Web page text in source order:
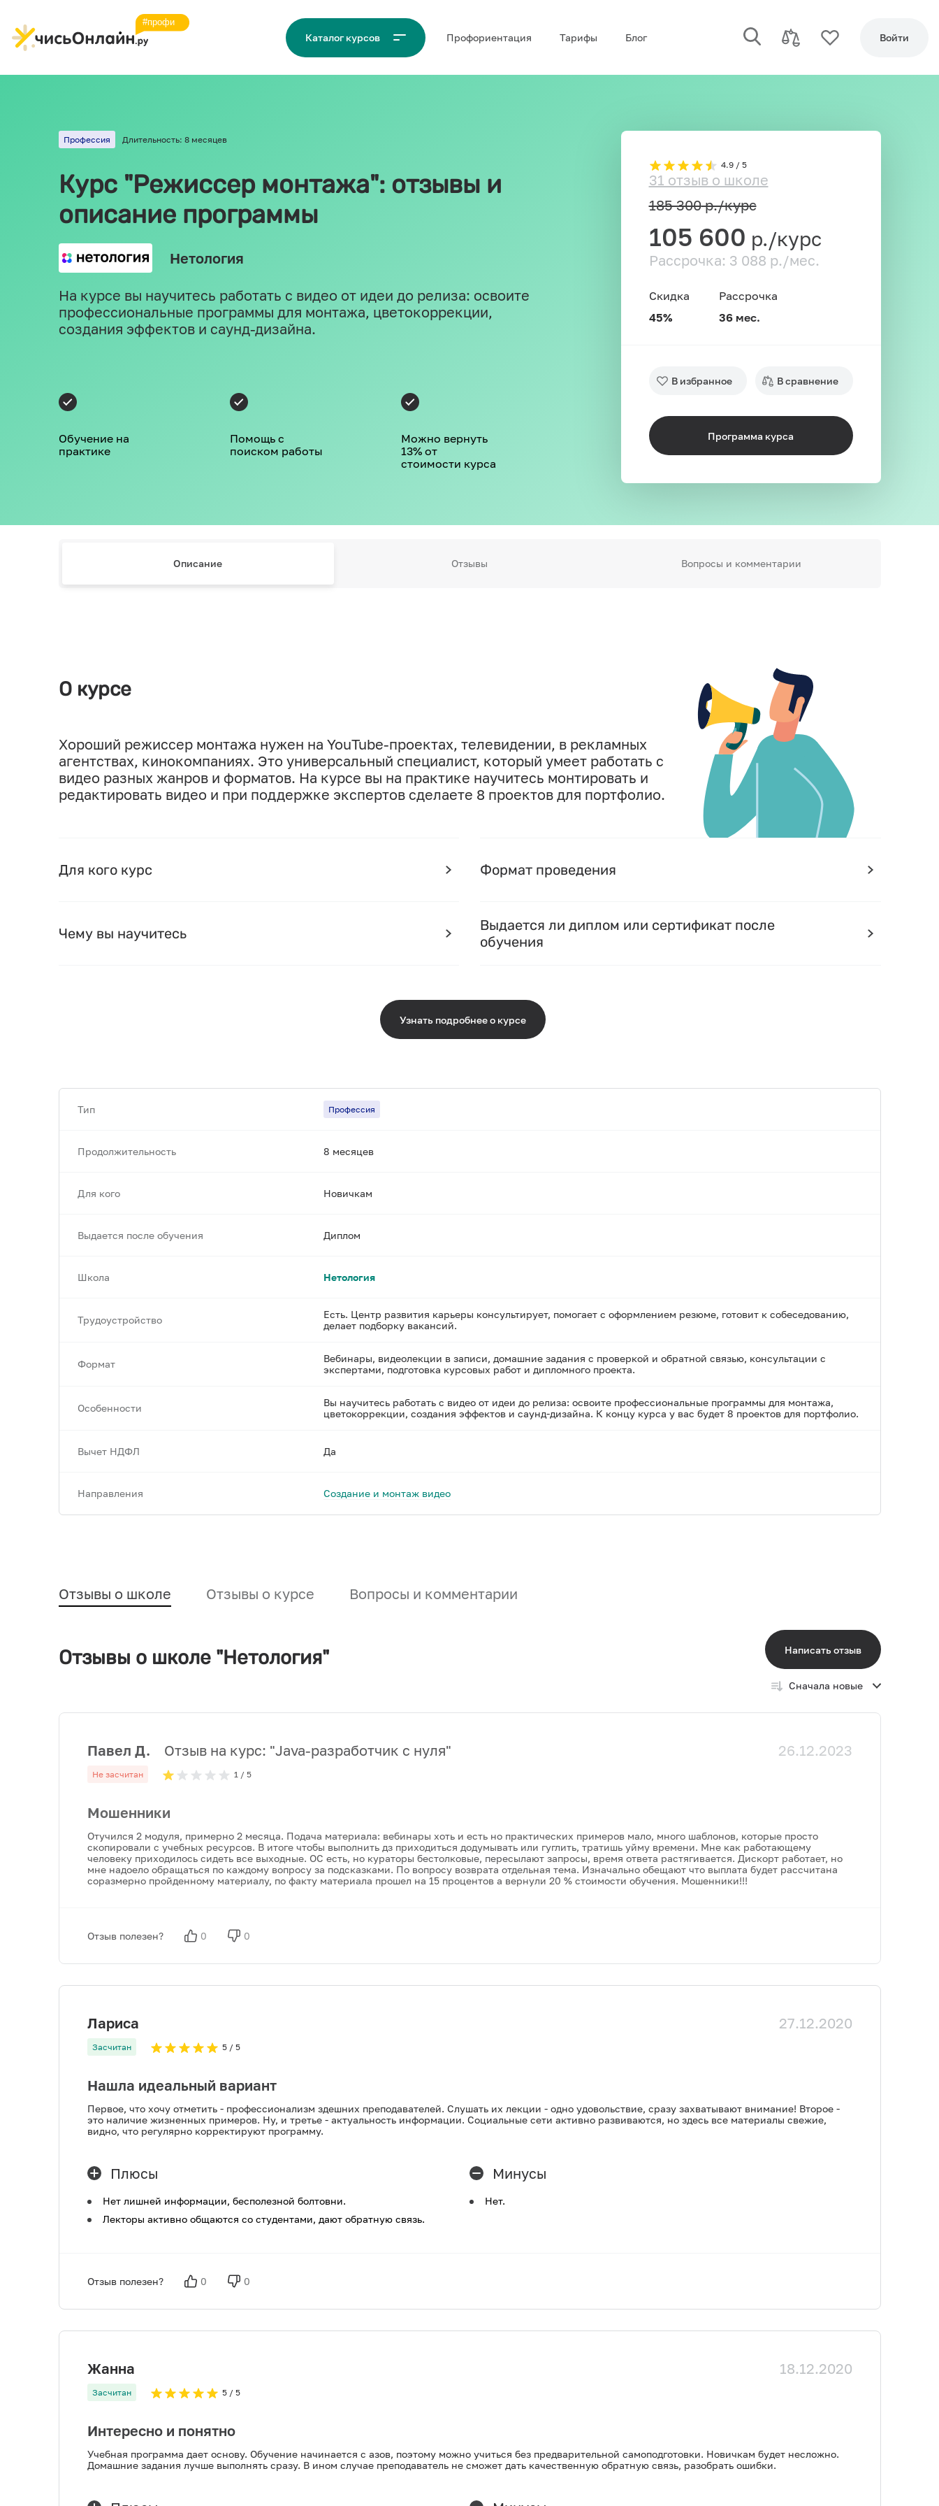
Каталог курсов Проф‌ориентация Тарифы Блог Войти
Профессия Длительность: 8 месяцев
Курс "Режиссер монтажа": отзывы и
описание программы
Нетология
На курсе вы научитесь работать с видео от идеи до релиза: освоите
профессиональные программы для монтажа, цветокоррекции,
создания эффектов и саунд-дизайна.
Обучение на
практике
Помощь с
поиском работы
Можно вернуть
13% от
стоимости курса
4.9 / 5
31 отзыв о школе
185 300р./курс
105 600 р./курс
Рассрочка: 3 088 р./мес.
Скидка
45%
Рассрочка
36 мес.
В избранное В сравнение
Программа курса
Описание Отзывы Вопросы и комментарии
О курсе
Хороший режиссер монтажа нужен на YouTube-проектах, телевидении, в рекламных
агентствах, кинокомпаниях. Это универсальный специалист, который умеет работать с
видео разных жанров и форматов. На курсе вы на практике научитесь монтировать и
редактировать видео и при поддержке экспертов сделаете 8 проектов для портфолио.
Для кого курс
Чему вы научитесь
Формат проведения
Выдается ли диплом или сертификат после
обучения
Узнать подробнее о курсе
Тип Профессия
Продолжительность 8 месяцев
Для кого Новичкам
Выдается после обучения Диплом
Школа Нетология
Трудоустройство
Есть. Центр развития карьеры консультирует, помогает с оформлением резюме, готовит к собеседованию,
делает подборку вакансий.
Формат
Вебинары, видеолекции в записи, домашние задания с проверкой и обратной связью, консультации с
экспертами, подготовка курсовых работ и дипломного проекта.
Особенности
Вы научитесь работать с видео от идеи до релиза: освоите профессиональные программы для монтажа,
цветокоррекции, создания эффектов и саунд-дизайна. К концу курса у вас будет 8 проектов для портфолио.
Вычет НДФЛ Да
Направления Создание и монтаж видео
Отзывы о школе Отзывы о курсе Вопросы и комментарии
Отзывы о школе "Нетология" Написать отзыв
Сначала новые
Павел Д. Отзыв на курс: "Java-разработчик с нуля" 26.12.2023
Не засчитан 1 / 5
Мошенники
Отучился 2 модуля, примерно 2 месяца. Подача материала: вебинары хоть и есть но практических примеров мало, много шаблонов, которые просто
скопировали с учебных ресурсов. В итоге чтобы выполнить дз приходиться додумывать или гуглить, тратишь уйму времени. Мне как работающему
человеку приходилось сидеть все выходные. ОС есть, но кураторы бестолковые, пересылают запросы, время ответа растягивается. Дискорт работает, но
мне надоело обращаться по каждому вопросу за подсказками. По вопросу возврата отдельная тема. Изначально обещают что выплата будет рассчитана
соразмерно пройденному материалу, по факту материала прошел на 15 процентов а вернули 20 % стоимости обучения. Мошенники!!!
Отзыв полезен? 0 0
Лариса 27.12.2020
Засчитан 5 / 5
Нашла идеальный вариант
Первое, что хочу отметить - профессионализм здешних преподавателей. Слушать их лекции - одно удовольствие, сразу захватывают внимание! Второе -
это наличие жизненных примеров. Ну, и третье - актуальность информации. Социальные сети активно развиваются, но здесь все материалы свежие,
видно, что регулярно корректируют программу.
Плюсы
Нет лишней информации, бесполезной болтовни.
Лекторы активно общаются со студентами, дают обратную связь.
Минусы
Нет.
Отзыв полезен? 0 0
Жанна 18.12.2020
Засчитан 5 / 5
Интересно и понятно
Учебная программа дает основу. Обучение начинается с азов, поэтому можно учиться без предварительной самоподготовки. Новичкам будет несложно.
Домашние задания лучше выполнять сразу. В ином случае преподаватель не сможет дать качественную обратную связь, разобрать ошибки.